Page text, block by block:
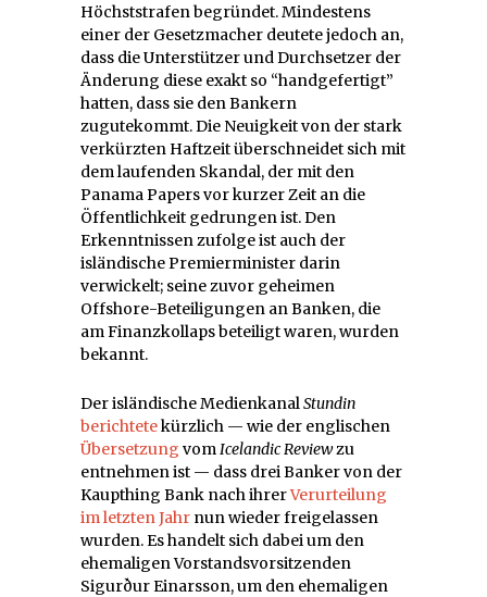
Höchststrafen begründet. Mindestens
einer der Gesetzmacher deutete jedoch an,
dass die Unterstützer und Durchsetzer der
Änderung diese exakt so “handgefertigt”
hatten, dass sie den Bankern
zugutekommt. Die Neuigkeit von der stark
verkürzten Haftzeit überschneidet sich mit
dem laufenden Skandal, der mit den
Panama Papers vor kurzer Zeit an die
Öffentlichkeit gedrungen ist. Den
Erkenntnissen zufolge ist auch der
isländische Premierminister darin
verwickelt; seine zuvor geheimen
Offshore-Beteiligungen an Banken, die
am Finanzkollaps beteiligt waren, wurden
bekannt.
Der isländische MedienkanalStundin
berichtetekürzlich — wie der englischen
Übersetzung vomIcelandic Reviewzu
entnehmen ist — dass drei Banker von der
Kaupthing Bank nach ihrerVerurteilung
im letzten Jahr nun wieder freigelassen
wurden. Es handelt sich dabei um den
ehemaligen Vorstandsvorsitzenden
Sigurður Einarsson, um den ehemaligen